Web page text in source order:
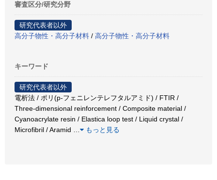
審査区分/研究分野
研究代表者以外
高分子物性・高分子材料 / 高分子物性・高分子材料
キーワード
研究代表者以外
電析法 / ポリ(p-フェニレンテレフタルアミド) / FTIR /
Three-dimensional reinforcement / Composite material /
Cyanoacrylate resin / Elastica loop test / Liquid crystal /
Microfibril / Aramid
もっと見る